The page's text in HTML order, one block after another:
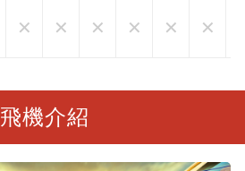
✕ ✕ ✕ ✕ ✕ ✕
飛機介紹